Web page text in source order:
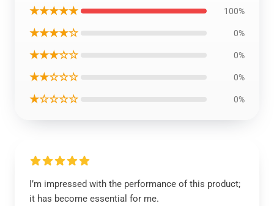
★★★★★ 100%
★★★★☆ 0%
★★★☆☆ 0%
★★☆☆☆ 0%
★☆☆☆☆ 0%
I’m impressed with the performance of this product;
it has become essential for me.